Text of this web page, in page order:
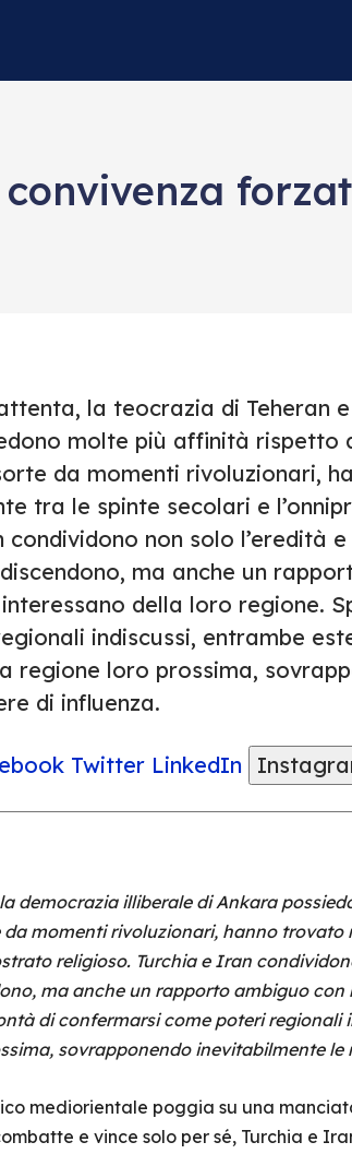
la teocrazia di Teheran
molte più affinità rispetto
da momenti rivoluzionari,
tra le spinte secolari e
condividono non solo l’eredità
ma anche un
della loro regione.
indiscussi, entrambe
regione loro prossima,
di influenza.
Twitter LinkedIn
democrazia illiberale di Ankara
da momenti rivoluzionari, hanno
religioso. Turchia e Iran
ma anche un rapporto ambiguo con
di confermarsi come poteri regionali
sovrapponendo inevitabilmente le
mediorientale poggia su una
e vince solo per sé, Turchia e